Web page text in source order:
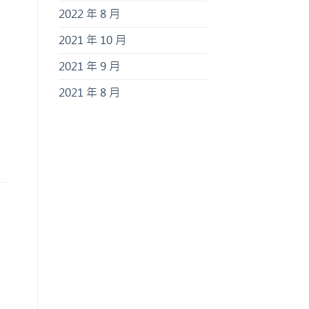
2022 年 8 月
2021 年 10 月
2021 年 9 月
2021 年 8 月